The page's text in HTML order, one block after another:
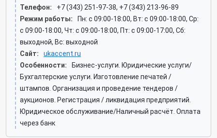
Телефон:
+7 (343) 251-97-38, +7 (343) 213-96-89
Режим работы:
Пн: c 09:00-18:00, Вт: c 09:00-18:00, Ср:
c 09:00-18:00, Чт: c 09:00-18:00, Пт: c 09:00-17:00, Сб:
выходной, Вс: выходной
Сайт:
ukaccent.ru
Особенности:
Бизнес-услуги. Юридические услуги/
Бухгалтерские услуги. Изготовление печатей /
штампов. Организация и проведение тендеров /
аукционов. Регистрация / ликвидация предприятий.
Юридическое обслуживание/Наличный расчёт. Оплата
через банк